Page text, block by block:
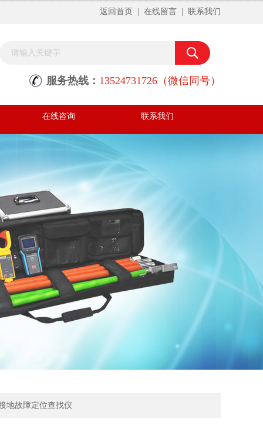
返回首页 在线留言 联系我们
服务热线： 13524731726（微信同号）
在线咨询 联系我们
地故障定位查找仪